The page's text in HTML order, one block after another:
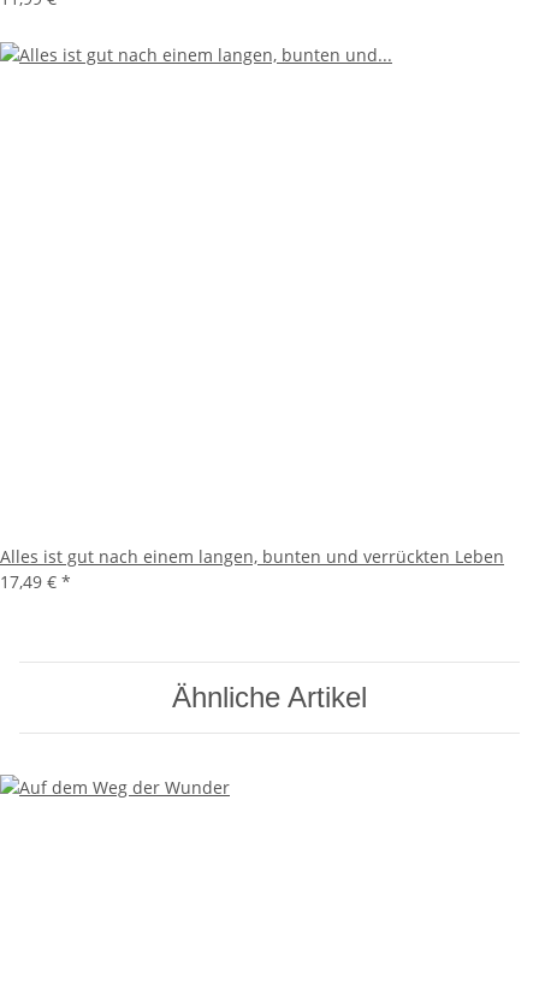
Alles ist gut nach einem langen, bunten und verrückten Leben
17,49 € *
Ähnliche Artikel